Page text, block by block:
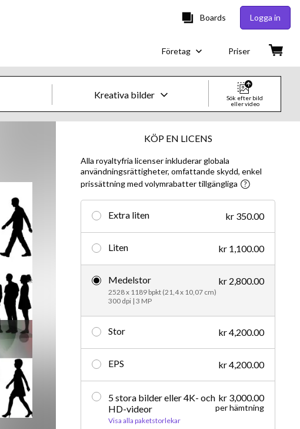
Boards Logga in
Företag Priser
Kreativa bilder
Kreativa bilder och videor
Bilder
Kreativt
Redaktionellt
Sök efter bild
eller video
KÖP EN LICENS
Alla royaltyfria licenser inkluderar globala
användningsrättigheter, omfattande skydd, enkel
prissättning med volymrabatter tillgängliga
Extra liten kr 350.00
Liten kr 1,100.00
Medelstor
2528 x 1189 bpkt (21,4 x 10,07 cm)
300 dpi | 3 MP
kr 2,800.00
Stor kr 4,200.00
EPS kr 4,200.00
5 stora bilder eller 4K- och
HD-videor
Visa alla paketstorlekar
kr 3,000.00
per hämtning